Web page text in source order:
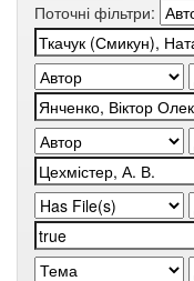
Поточні фільтри: